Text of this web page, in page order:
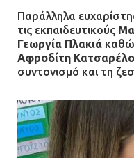
Παράλληλα
τις εκπαιδευτικούς
Γεωργία Πλακιά
Αφροδίτη
συντονισμό και τη